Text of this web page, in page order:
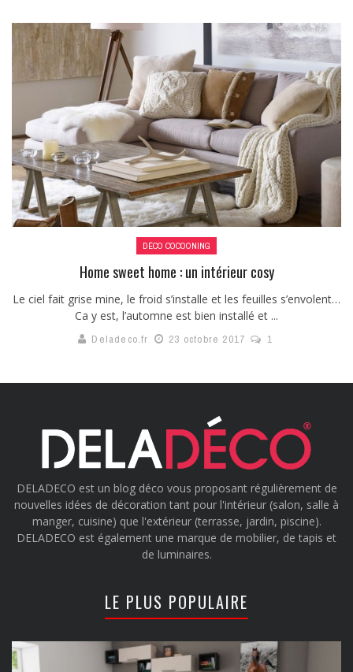
DÉCO COCOONING
Home sweet home : un intérieur cosy
Le ciel fait grise mine, le froid s’installe et les feuilles s’envolent…
Ca y est, l’automne est bien installé et ...
Deladeco.fr 23 octobre 2017 1
DELADECO est un blog déco vous proposant régulièrement de
nouvelles idées de décoration tant pour l'intérieur (salon, salle à
manger, cuisine) que l'extérieur (terrasse, jardin, piscine).
DELADECO est également une marque de mobilier, de tapis et
de luminaires.
LE PLUS POPULAIRE